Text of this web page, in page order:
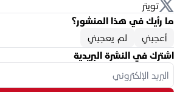
تويتر
ما رأيك في هذا المنشور؟
أعجبني
لم يعجبني
اشترك في النشرة البريدية